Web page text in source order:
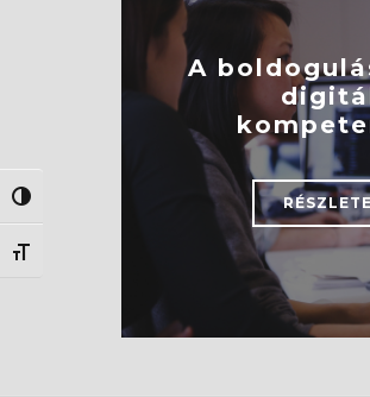
Nagy kontraszt váltása
Betűméret váltása
A